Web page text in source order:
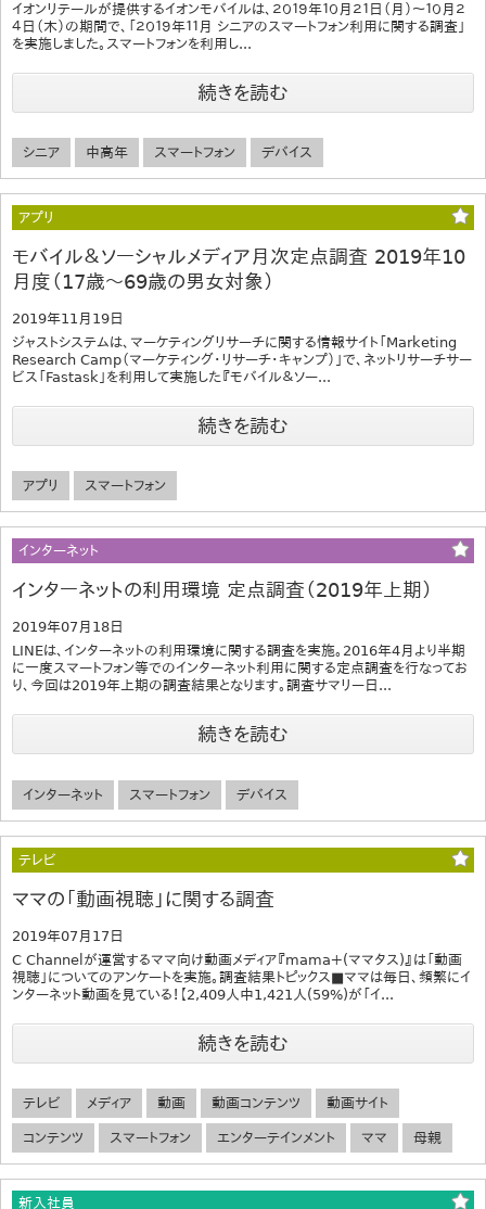
イオンリテールが提供するイオンモバイルは、２０１９年１０月２１日（月）～１０月２
４日（木）の期間で、「２０１９年１１月 シニアのスマートフォン利用に関する調査」
を実施しました。スマートフォンを利用し...
続きを読む
シニア 中高年 スマートフォン デバイス
アプリ
モバイル＆ソーシャルメディア月次定点調査 2019年10
月度（17歳～69歳の男女対象）
2019年11月19日
ジャストシステムは、マーケティングリサーチに関する情報サイト「Marketing
Research Camp（マーケティング・リサーチ・キャンプ）」で、ネットリサーチサー
ビス「Fastask」を利用して実施した『モバイル＆ソー...
続きを読む
アプリ スマートフォン
インターネット
インターネットの利用環境 定点調査（2019年上期）
2019年07月18日
LINEは、インターネットの利用環境に関する調査を実施。2016年4月より半期
に一度スマートフォン等でのインターネット利用に関する定点調査を行なってお
り、今回は2019年上期の調査結果となります。調査サマリー日...
続きを読む
インターネット スマートフォン デバイス
テレビ
ママの「動画視聴」に関する調査
2019年07月17日
C Channelが運営するママ向け動画メディア『mama＋(ママタス)』は「動画
視聴」についてのアンケートを実施。調査結果トピックス■ママは毎日、頻繁にイ
ンターネット動画を見ている！【2,409人中1,421人(59%)が「イ...
続きを読む
テレビ メディア 動画 動画コンテンツ 動画サイト
コンテンツ スマートフォン エンターテインメント ママ 母親
新入社員